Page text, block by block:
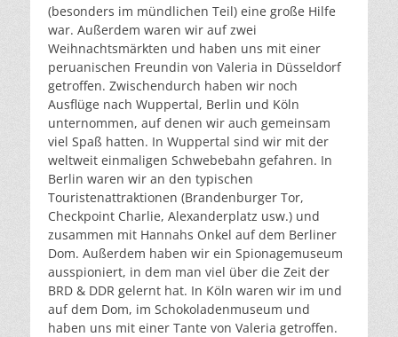
(besonders im mündlichen Teil) eine große Hilfe
war. Außerdem waren wir auf zwei
Weihnachtsmärkten und haben uns mit einer
peruanischen Freundin von Valeria in Düsseldorf
getroffen. Zwischendurch haben wir noch
Ausflüge nach Wuppertal, Berlin und Köln
unternommen, auf denen wir auch gemeinsam
viel Spaß hatten. In Wuppertal sind wir mit der
weltweit einmaligen Schwebebahn gefahren. In
Berlin waren wir an den typischen
Touristenattraktionen (Brandenburger Tor,
Checkpoint Charlie, Alexanderplatz usw.) und
zusammen mit Hannahs Onkel auf dem Berliner
Dom. Außerdem haben wir ein Spionagemuseum
ausspioniert, in dem man viel über die Zeit der
BRD & DDR gelernt hat. In Köln waren wir im und
auf dem Dom, im Schokoladenmuseum und
haben uns mit einer Tante von Valeria getroffen.